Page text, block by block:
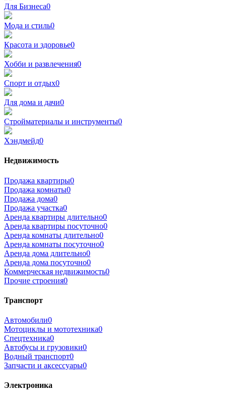
Для Бизнеса0
Мода и стиль0
Красота и здоровье0
Хобби и развлечения0
Спорт и отдых0
Для дома и дачи0
Стройматериалы и инструменты0
Хэндмейд0
Недвижимость
Продажа квартиры0
Продажа комнаты0
Продажа дома0
Продажа участка0
Аренда квартиры длительно0
Аренда квартиры посуточно0
Аренда комнаты длительно0
Аренда комнаты посуточно0
Аренда дома длительно0
Аренда дома посуточно0
Коммерческая недвижимость0
Прочие строения0
Транспорт
Автомобили0
Мотоциклы и мототехника0
Спецтехника0
Автобусы и грузовики0
Водный транспорт0
Запчасти и аксессуары0
Электроника